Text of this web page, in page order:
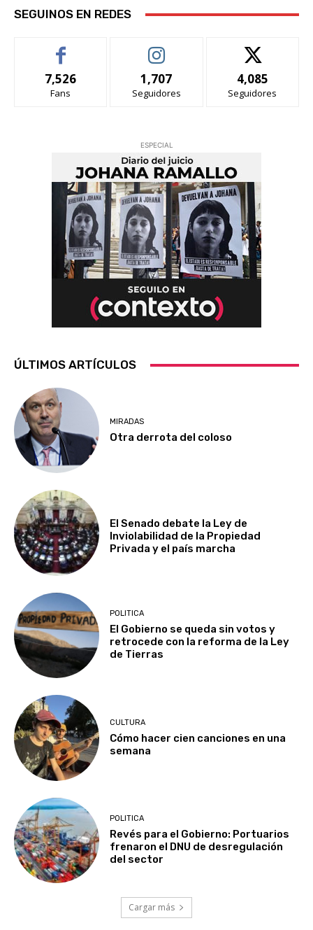
SEGUINOS EN REDES
7,526
Fans
1,707
Seguidores
4,085
Seguidores
ESPECIAL
ÚLTIMOS ARTÍCULOS
MIRADAS
Otra derrota del coloso
El Senado debate la Ley de
Inviolabilidad de la Propiedad
Privada y el país marcha
POLITICA
El Gobierno se queda sin votos y
retrocede con la reforma de la Ley
de Tierras
CULTURA
Cómo hacer cien canciones en una
semana
POLITICA
Revés para el Gobierno: Portuarios
frenaron el DNU de desregulación
del sector
Cargar más